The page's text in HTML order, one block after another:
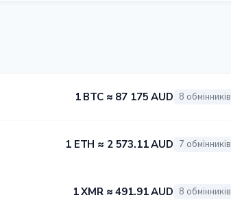
1 BTC ≈ 87 175 AUD 8 обмінників
1 ETH ≈ 2 573.11 AUD 7 обмінників
1 XMR ≈ 491.91 AUD 8 обмінників